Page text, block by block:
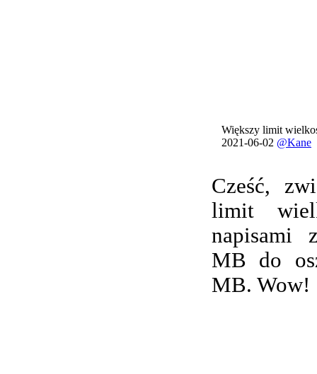
Większy limit
2021-06-02 @Kane
Cześć,
limit
napisami
MB do
MB. Wow!